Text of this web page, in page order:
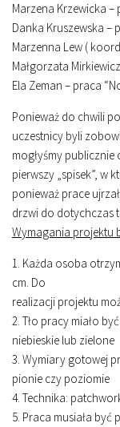
Marzena Krzewicka –
Danka Kruszewska –
Marzenna Lew (
Małgorzata
Ela Zeman – praca
Ponieważ do chwili
uczestnicy byli
mogłyśmy
pierwszy „spisek”, w
ponieważ prace
drzwi do dotychczas
Wymagania projektu
1. Każda osoba
cm. Do
realizacji projektu
2. Tło pracy miało
niebieskie lub zielone
3. Wymiary gotowej
pionie czy poziomie
4. Technika:
5. Praca musiała